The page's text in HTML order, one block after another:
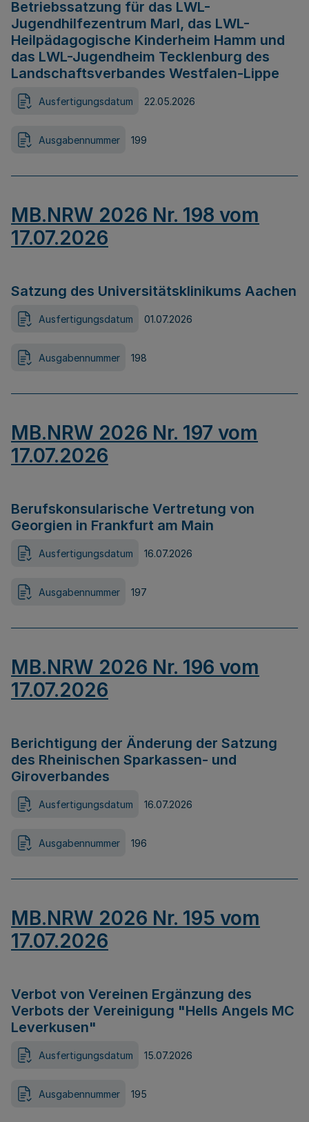
Betriebssatzung für das LWL-
Jugendhilfezentrum Marl, das LWL-
Heilpädagogische Kinderheim Hamm und
das LWL-Jugendheim Tecklenburg des
Landschaftsverbandes Westfalen-Lippe
Ausfertigungsdatum 22.05.2026
Ausgabennummer 199
MB.NRW 2026 Nr. 198 vom
17.07.2026
Satzung des Universitätsklinikums Aachen
Ausfertigungsdatum 01.07.2026
Ausgabennummer 198
MB.NRW 2026 Nr. 197 vom
17.07.2026
Berufskonsularische Vertretung von
Georgien in Frankfurt am Main
Ausfertigungsdatum 16.07.2026
Ausgabennummer 197
MB.NRW 2026 Nr. 196 vom
17.07.2026
Berichtigung der Änderung der Satzung
des Rheinischen Sparkassen- und
Giroverbandes
Ausfertigungsdatum 16.07.2026
Ausgabennummer 196
MB.NRW 2026 Nr. 195 vom
17.07.2026
Verbot von Vereinen Ergänzung des
Verbots der Vereinigung "Hells Angels MC
Leverkusen"
Ausfertigungsdatum 15.07.2026
Ausgabennummer 195